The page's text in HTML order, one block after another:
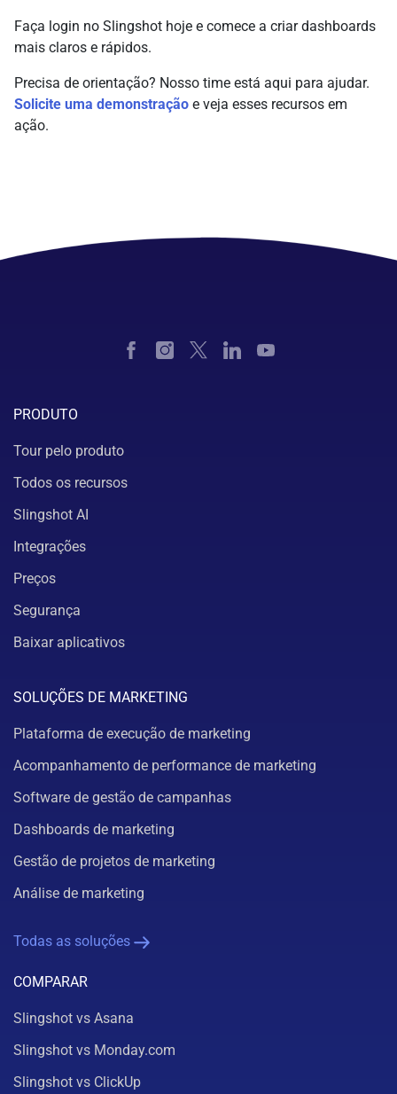
Faça login no Slingshot hoje e comece a criar dashboards
mais claros e rápidos.
Precisa de orientação? Nosso time está aqui para ajudar.
Solicite uma demonstração e veja esses recursos em
ação.
PRODUTO
Tour pelo produto
Todos os recursos
Slingshot AI
Integrações
Preços
Segurança
Baixar aplicativos
SOLUÇÕES DE MARKETING
Plataforma de execução de marketing
Acompanhamento de performance de marketing
Software de gestão de campanhas
Dashboards de marketing
Gestão de projetos de marketing
Análise de marketing
Todas as soluções
COMPARAR
Slingshot vs Asana
Slingshot vs Monday.com
Slingshot vs ClickUp